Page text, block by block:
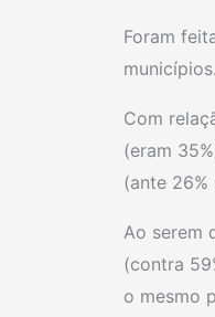
Foram
Com
(eram
(ante
Ao serem
(contra
o mesmo